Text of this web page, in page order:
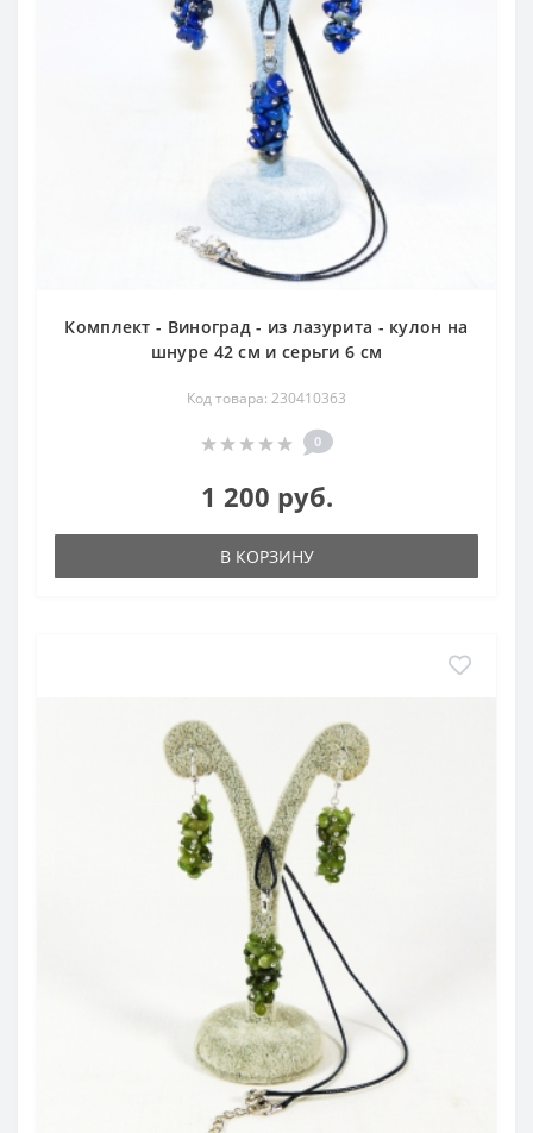
Комплект - Виноград - из лазурита - кулон на
шнуре 42 см и серьги 6 см
Код товара: 230410363
0
1 200 руб.
В КОРЗИНУ